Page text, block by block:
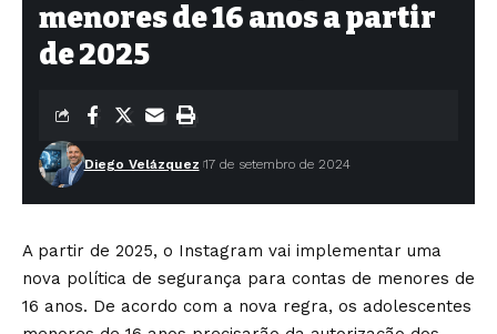
menores de 16 anos a partir
de 2025
Diego Velázquez 17 de setembro de 2024
A partir de 2025, o Instagram vai implementar uma
nova política de segurança para contas de menores de
16 anos. De acordo com a nova regra, os adolescentes